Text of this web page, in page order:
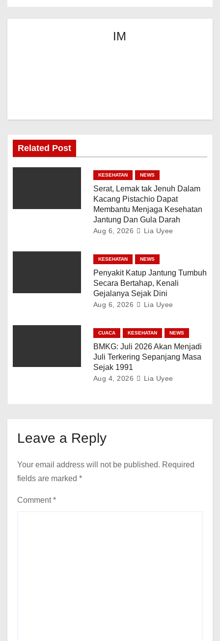
IM
Related Post
KESEHATAN NEWS
Serat, Lemak tak Jenuh Dalam
Kacang Pistachio Dapat
Membantu Menjaga Kesehatan
Jantung Dan Gula Darah
Aug 6, 2026 Lia Uyee
KESEHATAN NEWS
Penyakit Katup Jantung Tumbuh
Secara Bertahap, Kenali
Gejalanya Sejak Dini
Aug 6, 2026 Lia Uyee
CUACA KESEHATAN NEWS
BMKG: Juli 2026 Akan Menjadi
Juli Terkering Sepanjang Masa
Sejak 1991
Aug 4, 2026 Lia Uyee
Leave a Reply
Your email address will not be published. Required
fields are marked *
Comment*